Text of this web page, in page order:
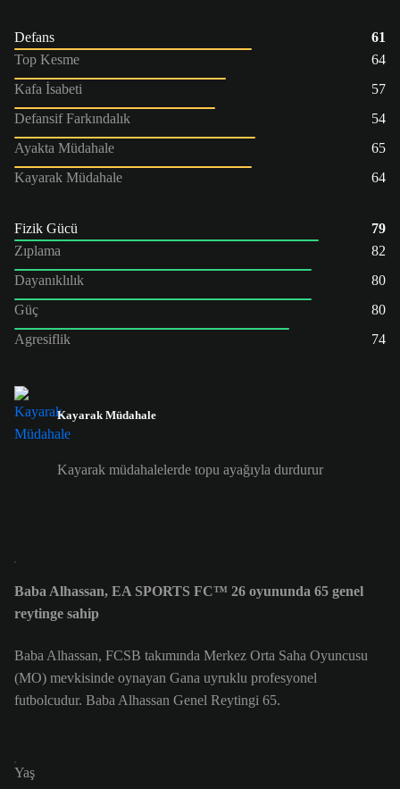
Defans
61
Top Kesme
64
Kafa İsabeti
57
Defansif Farkındalık
54
Ayakta Müdahale
65
Kayarak Müdahale
64
Fizik Gücü
79
Zıplama
82
Dayanıklılık
80
Güç
80
Agresiflik
74
Kayarak Müdahale
Kayarak müdahalelerde topu ayağıyla durdurur
Baba Alhassan, EA SPORTS FC™ 26 oyununda 65 genel
reytinge sahip
Baba Alhassan, FCSB takımında Merkez Orta Saha Oyuncusu
(MO) mevkisinde oynayan Gana uyruklu profesyonel
futbolcudur. Baba Alhassan Genel Reytingi 65.
Yaş